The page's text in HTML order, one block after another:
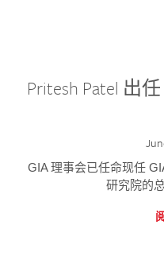
Pritesh Patel 出
GIA 理事会已任命现任
研究院的